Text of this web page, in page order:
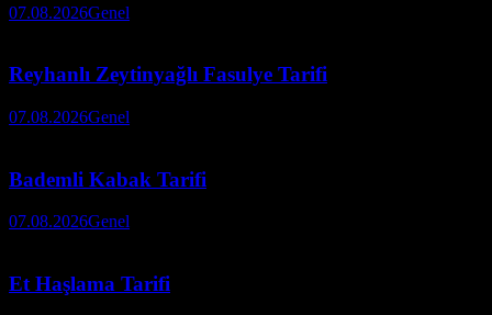
07.08.2026Genel
Reyhanlı Zeytinyağlı Fasulye Tarifi
07.08.2026Genel
Bademli Kabak Tarifi
07.08.2026Genel
Et Haşlama Tarifi